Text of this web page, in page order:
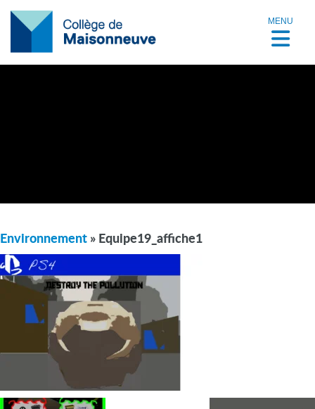
MENU
Environnement » Equipe19_affiche1